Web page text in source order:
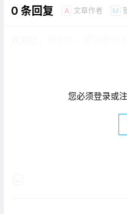
0 条回复 A 文章作者 M
您必须登录或